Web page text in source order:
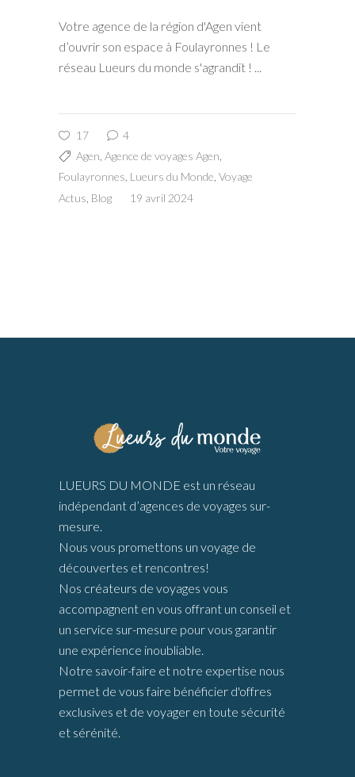
Votre agence de la région d'Agen vient
d’ouvrir son espace à Foulayronnes ! Le
réseau Lueurs du monde s'agrandit !
17
4
Agen Agence de voyages Agen
Foulayronnes Lueurs du Monde Voyage
Actus Blog 19 avril 2024
LUEURS DU MONDE est un réseau
indépendant d’agences de voyages sur-
mesure.
Nous vous promettons un voyage de
découvertes et rencontres!
Nos créateurs de voyages vous
accompagnent en vous offrant un conseil et
un service sur-mesure pour vous garantir
une expérience inoubliable.
Notre savoir-faire et notre expertise nous
permet de vous faire bénéficier d'offres
exclusives et de voyager en toute sécurité
et sérénité.